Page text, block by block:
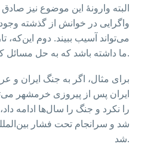
البته وارونهٔ این موضوع نیز
واگرایی در خوانش از گذشته
می‌تواند آسیب ببیند. دوم این‌که،
ما داشته باشد که به حل مسائل کنونی کمک ‌کند.
برای مثال، اگر به جنگ ایران و
ایران پس از پیروزی خرمشهر
را نکرد و جنگ را سال‌ها ادامه
شد و سرانجام تحت فشار
شد.